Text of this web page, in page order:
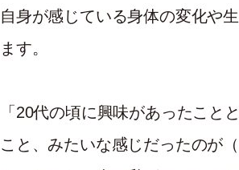
自身が感じている身体の変化や
ます。
「20代の頃に興味があったこと
こと、みたいな感じだったのが